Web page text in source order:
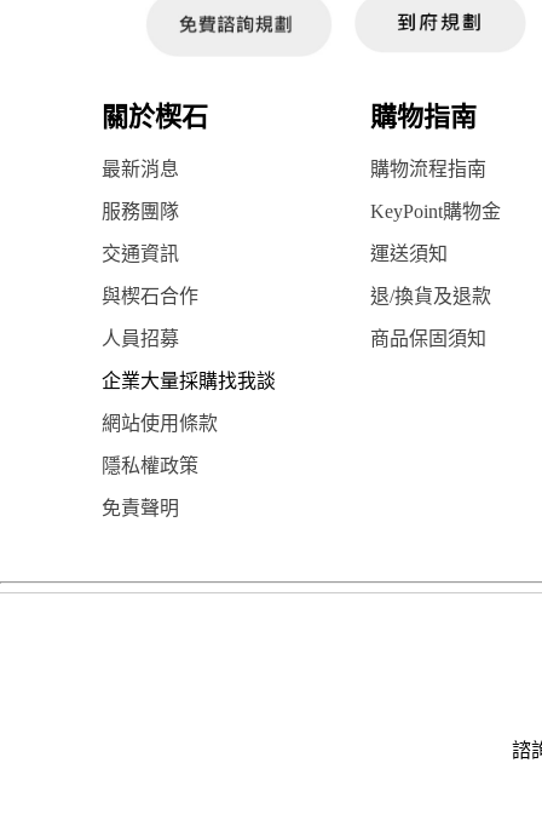
關於楔石 購物指南
最新消息 購物流程指南
服務團隊 KeyPoint購物金
交通資訊 運送須知
與楔石合作 退/換貨及退款
人員招募 商品保固須知
企業大量採購找我談
網站使用條款
隱私權政策
免責聲明
諮